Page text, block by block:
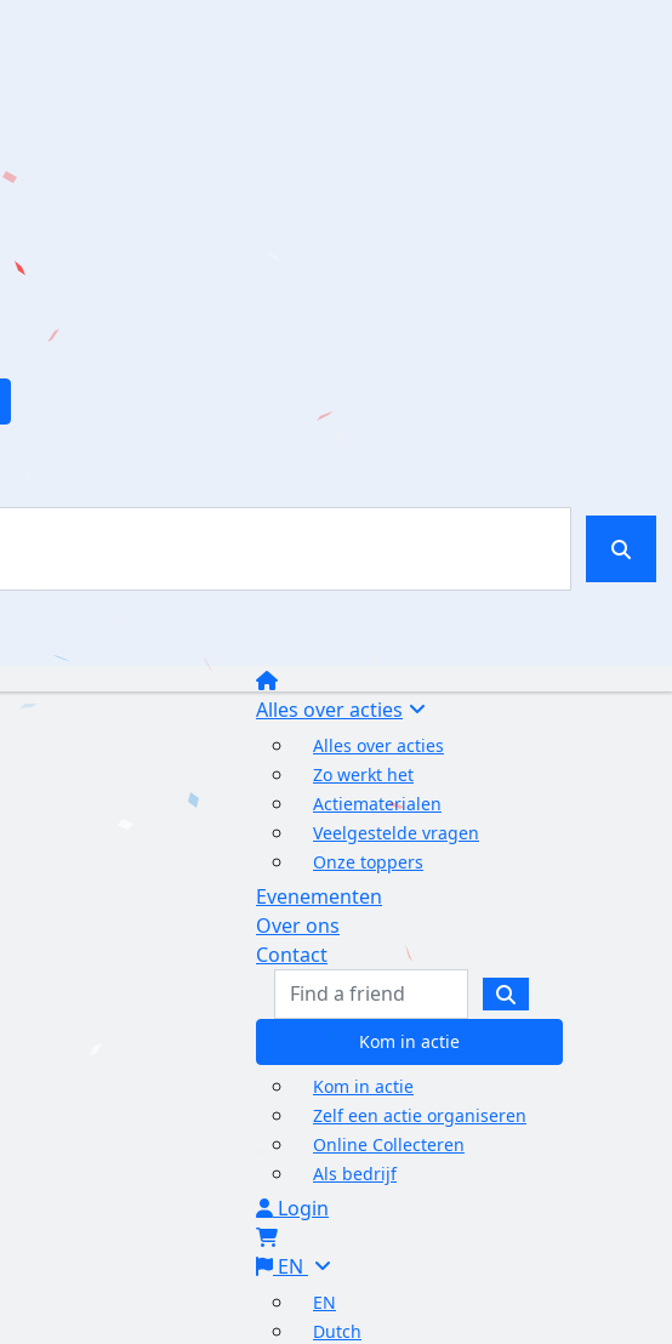
Alles over acties
Alles over acties
Zo werkt het
Actiematerialen
Veelgestelde vragen
Onze toppers
Evenementen
Over ons
Contact
Kom in actie
Kom in actie
Zelf een actie organiseren
Online Collecteren
Als bedrijf
Login
EN
EN
Dutch